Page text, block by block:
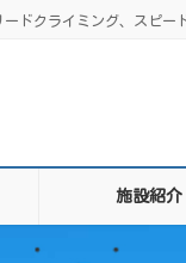
ドクライミング、スピー
施設紹介